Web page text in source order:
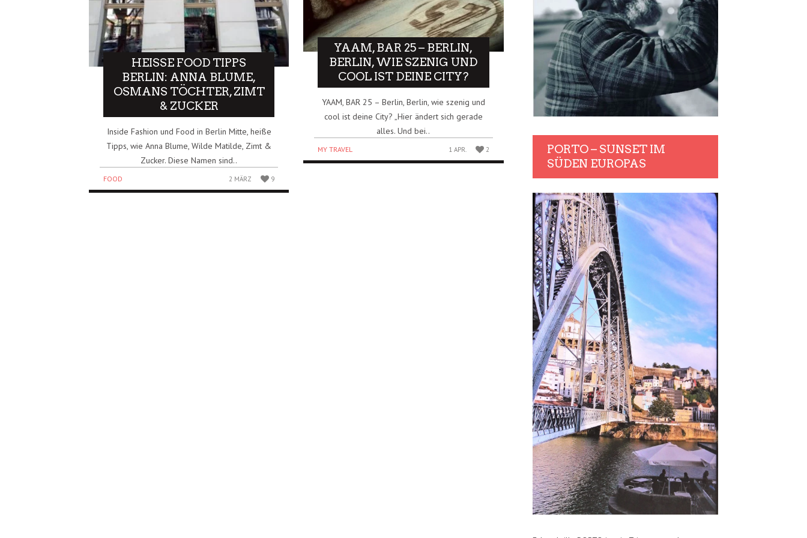
HEISSE FOOD TIPPS B
ERLIN: ANNA BLUME, O
SMANS TÖCHTER, ZIMT &
ZUCKER
Inside Fashion und Food in Berlin Mitte, heiße
Tipps, wie Anna Blume, Wilde Matilde, Zimt &
Zucker. Diese Namen sind..
FOOD 2 MÄRZ 9
YAAM, BAR 25 – BERLIN,
BERLIN, WIE SZENIG UND
COOL IST DEINE CITY?
YAAM, BAR 25 – Berlin, Berlin, wie szenig und
cool ist deine City? „Hier ändert sich gerade
alles. Und bei..
MY TRAVEL 1 APR. 2
PORTO – SUNSET IM
SÜDEN EUROPAS